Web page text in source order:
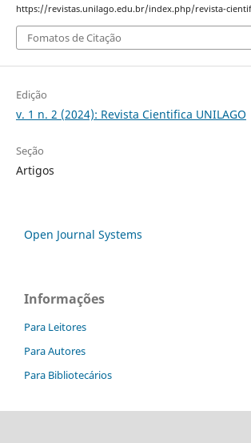
https://revistas.unilago.edu.br/index.php/revista-
Fomatos de Citação
Edição
v. 1 n. 2 (2024): Revista Cientifica UNILAGO
Seção
Artigos
Open Journal Systems
Informações
Para Leitores
Para Autores
Para Bibliotecários